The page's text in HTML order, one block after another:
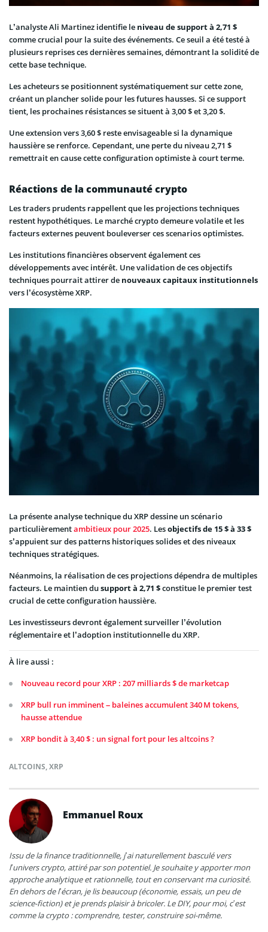
L’analyste Ali Martinez identifie le niveau de support à 2,71 $
comme crucial pour la suite des événements. Ce seuil a été testé à
plusieurs reprises ces dernières semaines, démontrant la solidité de
cette base technique.
Les acheteurs se positionnent systématiquement sur cette zone,
créant un plancher solide pour les futures hausses. Si ce support
tient, les prochaines résistances se situent à 3,00 $ et 3,20 $.
Une extension vers 3,60 $ reste envisageable si la dynamique
haussière se renforce. Cependant, une perte du niveau 2,71 $
remettrait en cause cette configuration optimiste à court terme.
Réactions de la communauté crypto
Les traders prudents rappellent que les projections techniques
restent hypothétiques. Le marché crypto demeure volatile et les
facteurs externes peuvent bouleverser ces scenarios optimistes.
Les institutions financières observent également ces
développements avec intérêt. Une validation de ces objectifs
techniques pourrait attirer de nouveaux capitaux institutionnels
vers l’écosystème XRP.
La présente analyse technique du XRP dessine un scénario
particulièrementambitieux pour 2025. Lesobjectifs de 15 $ à 33 $
s’appuient sur des patterns historiques solides et des niveaux
techniques stratégiques.
Néanmoins, la réalisation de ces projections dépendra de multiples
facteurs. Le maintien dusupport à 2,71 $constitue le premier test
crucial de cette configuration haussière.
Les investisseurs devront également surveiller l’évolution
réglementaire et l’adoption institutionnelle du XRP.
À lire aussi :
Nouveau record pour XRP : 207 milliards $ de marketcap
XRP bull run imminent – baleines accumulent 340 M tokens,
hausse attendue
XRP bondit à 3,40 $ : un signal fort pour les altcoins ?
ALTCOINS,XRP
Emmanuel Roux
Issu de la finance traditionnelle, j’ai naturellement basculé vers
l’univers crypto, attiré par son potentiel. Je souhaite y apporter mon
approche analytique et rationnelle, tout en conservant ma curiosité.
En dehors de l’écran, je lis beaucoup (économie, essais, un peu de
science-fiction) et je prends plaisir à bricoler. Le DIY, pour moi, c’est
comme la crypto : comprendre, tester, construire soi-même.